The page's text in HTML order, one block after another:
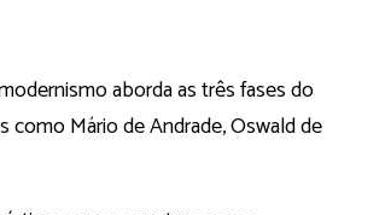
aborda as três fases do
Mário de Andrade, Oswald de